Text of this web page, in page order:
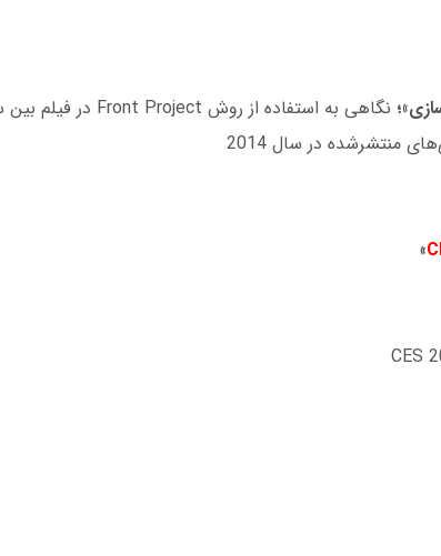
نگاهی به استفاده از روش Front Project در فیلم بین ستاره‌ای
منتشرشده در سال 2014
»